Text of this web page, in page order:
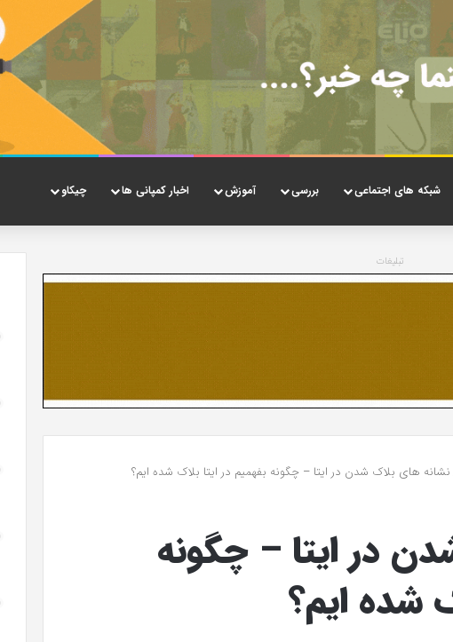
شبکه های اجتماعی بررسی آموزش اخبار کمپانی ها چیکاو
تبلیغات
نشانه های بلاک شدن در ایتا – چگونه بفهمیم در ایتا بلاک شده ایم؟
در ایتا – چگونه
شده ایم؟